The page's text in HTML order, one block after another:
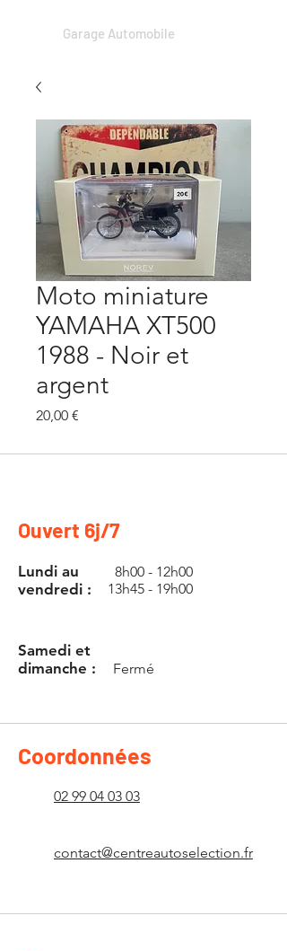
Garage Automobile
Moto miniature
YAMAHA XT500
1988 - Noir et
argent
20,00 €
Ouvert 6j/7
Lundi au
vendredi :
8h00 - 12h00
13h45 - 19h00
Samedi et
dimanche :
Fermé
Coordonnées
02 99 04 03 03
contact@centreautoselection.fr